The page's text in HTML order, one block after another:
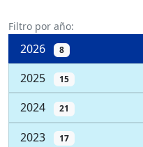
Filtro por año:
2026 8
2025 15
2024 21
2023 17